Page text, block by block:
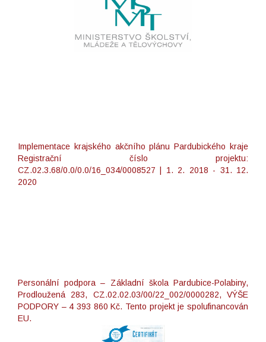
Implementace krajského akčního plánu Pardubického kraje
Registrační číslo projektu:
CZ.02.3.68/0.0/0.0/16_034/0008527 | 1. 2. 2018 - 31. 12.
2020
Personální podpora – Základní škola Pardubice-Polabiny,
Prodloužená 283, CZ.02.02.03/00/22_002/0000282, VÝŠE
PODPORY – 4 393 860 Kč. Tento projekt je spolufinancován
EU.